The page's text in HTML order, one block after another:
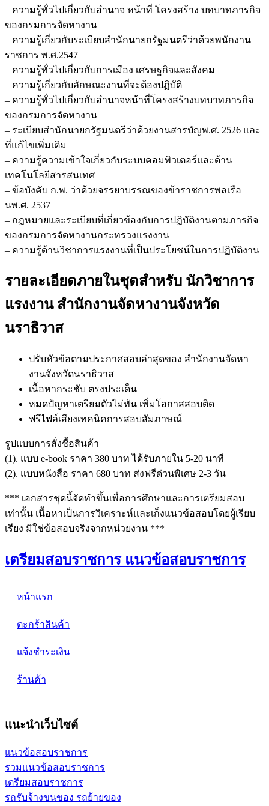
จังหวัด
นราธิวาส
ชิ้น
– ความรู้ทั่วไปเกี่ยวกับอำนาจ หน้าที่ โครงสร้าง บทบาทภารกิจ
ของกรมการจัดหางาน
– ความรู้เกี่ยวกับระเบียบสำนักนายกรัฐมนตรีว่าด้วยพนักงาน
ราชการ พ.ศ.2547
– ความรู้ทั่วไปเกี่ยวกับการเมือง เศรษฐกิจและสังคม
– ความรู้เกี่ยวกับลักษณะงานที่จะต้องปฏิบัติ
– ความรู้ทั่วไปเกี่ยวกับอำนาจหน้าที่โครงสร้างบทบาทภารกิจ
ของกรมการจัดหางาน
– ระเบียบสำนักนายกรัฐมนตรีว่าด้วยงานสารบัญพ.ศ. 2526 และ
ที่แก้ไขเพิ่มเติม
– ความรู้ความเข้าใจเกี่ยวกับระบบคอมพิวเตอร์และด้าน
เทคโนโลยีสารสนเทศ
– ข้อบังคับ ก.พ. ว่าด้วยจรรยาบรรณของข้าราชการพลเรือ
นพ.ศ. 2537
– กฎหมายและระเบียบที่เกี่ยวข้องกับการปฎิบัติงานตามภารกิจ
ของกรมการจัดหางานกระทรวงแรงงาน
– ความรู้ด้านวิชาการแรงงานที่เป็นประโยชน์ในการปฏิบัติงาน
รายละเอียดภายในชุดสำหรับ นักวิชาการ
แรงงาน สำนักงานจัดหางานจังหวัด
นราธิวาส
ปรับหัวข้อตามประกาศสอบล่าสุดของ สำนักงานจัดหา
งานจังหวัดนราธิวาส
เนื้อหากระชับ ตรงประเด็น
หมดปัญหาเตรียมตัวไม่ทัน เพิ่มโอกาสสอบติด
ฟรีไฟล์เสียงเทคนิคการสอบสัมภาษณ์
รูปแบบการสั่งชื้อสินค้า
(1). แบบ e-book ราคา 380 บาท ได้รับภายใน 5-20 นาที
(2). แบบหนังสือ ราคา 680 บาท ส่งฟรีด่วนพิเศษ 2-3 วัน
*** เอกสารชุดนี้จัดทำขึ้นเพื่อการศึกษาและการเตรียมสอบ
เท่านั้น เนื้อหาเป็นการวิเคราะห์และเก็งแนวข้อสอบโดยผู้เรียบ
เรียง มิใช่ข้อสอบจริงจากหน่วยงาน ***
เตรียมสอบราชการ แนวข้อสอบราชการ
หน้าแรก
ตะกร้าสินค้า
แจ้งชำระเงิน
ร้านค้า
แนะนำเว็บไซต์
แนวข้อสอบราชการ
รวมแนวข้อสอบราชการ
เตรียมสอบราชการ
รถรับจ้างขนของ รถย้ายของ